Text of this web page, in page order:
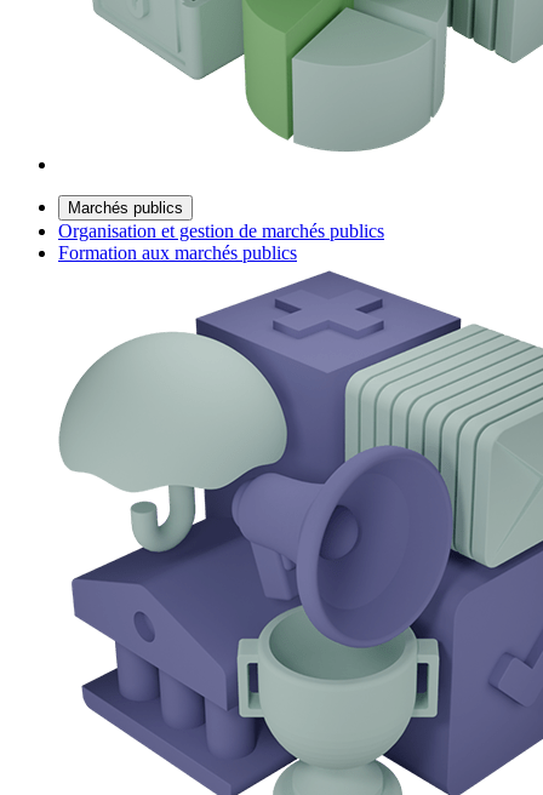
Marchés publics
Organisation et gestion de marchés publics
Formation aux marchés publics